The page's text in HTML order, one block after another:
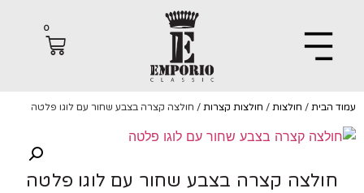
הבית/חולצות /חולצות קצרות / חולצה קצרה בצבע שחור עם לוגו פלטה
קצרה בצבע שחור עם לוגו פלטה